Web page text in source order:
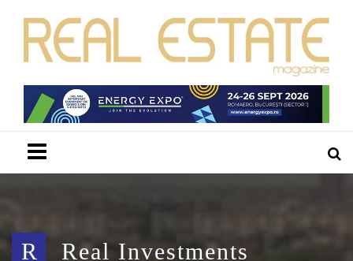
R Real Investments